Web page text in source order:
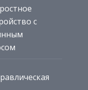
с